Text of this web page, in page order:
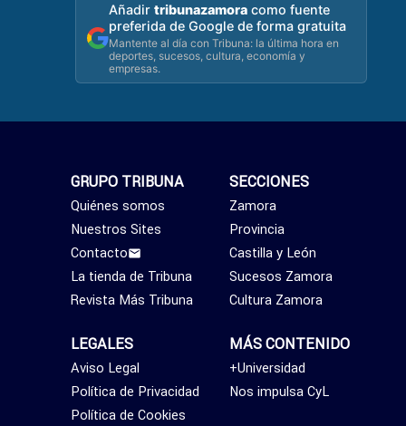
Añadirtribunazamora como fuente
preferida de Google de forma gratuita
Mantente al día con Tribuna: la última hora en
deportes, sucesos, cultura, economía y
empresas.
SECCIONES
Zamora
Provincia
Castilla y León
Sucesos Zamora
Cultura Zamora
MÁS CONTENIDO
+Universidad
Nos impulsa CyL
GRUPO TRIBUNA
Quiénes somos
Nuestros Sites
Contacto
La tienda de Tribuna
Revista Más Tribuna
LEGALES
Aviso Legal
Política de Privacidad
Política de Cookies